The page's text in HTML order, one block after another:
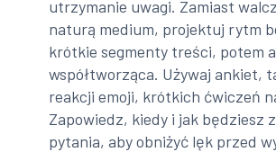
utrzymanie uwagi. Zamiast
naturą medium, projektuj rytm
krótkie segmenty treści, potem
współtworząca. Używaj ankiet,
reakcji emoji, krótkich ćwiczeń
Zapowiedz, kiedy i jak będziesz
pytania, aby obniżyć lęk przed